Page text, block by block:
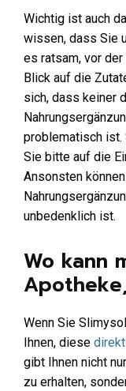
Wichtig ist auch
wissen, dass Sie
es ratsam, vor
Blick auf die
sich, dass keiner
problematisch
Sie bitte auf die
Ansonsten
unbedenklich ist.
Wo kann
Wenn Sie
Ihnen, diese
gibt Ihnen nicht
zu erhalten,